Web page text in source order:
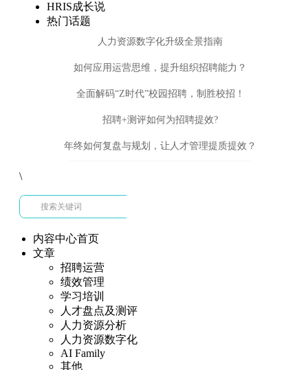
HRIS成长说
热门话题
人力资源数字化升级全景指南
如何应用运营思维，提升组织招聘能力？
全面解码“Z时代”校园招聘，制胜校招！
招聘+测评如何为招聘提效?
年终如何复盘与规划，让人才管理提质提效？
\
内容中心首页
文章
招聘运营
绩效管理
学习培训
人才盘点及测评
人力资源分析
人力资源数字化
AI Family
其他